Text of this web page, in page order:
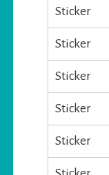
Sticker
Sticker
Sticker
Sticker
Sticker